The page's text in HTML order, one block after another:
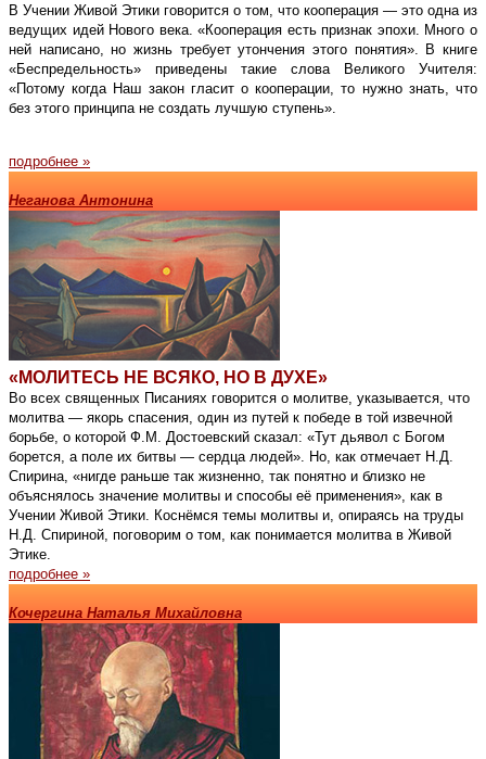
В Учении Живой Этики говорится о том, что кооперация — это одна из
ведущих идей Нового века. «Кооперация есть признак эпохи. Много о
ней написано, но жизнь требует утончения этого понятия». В книге
«Беспредельность» приведены такие слова Великого Учителя:
«Потому когда Наш закон гласит о кооперации, то нужно знать, что
без этого принципа не создать лучшую ступень».
подробнее »
Неганова Антонина
«МОЛИТЕСЬ НЕ ВСЯКО, НО В ДУХЕ»
Во всех священных Писаниях говорится о молитве, указывается, что
молитва — якорь спасения, один из путей к победе в той извечной
борьбе, о которой Ф.М. Достоевский сказал: «Тут дьявол с Богом
борется, а поле их битвы — сердца людей». Но, как отмечает Н.Д.
Спирина, «нигде раньше так жизненно, так понятно и близко не
объяснялось значение молитвы и способы её применения», как в
Учении Живой Этики. Коснёмся темы молитвы и, опираясь на труды
Н.Д. Спириной, поговорим о том, как понимается молитва в Живой
Этике.
подробнее »
Кочергина Наталья Михайловна